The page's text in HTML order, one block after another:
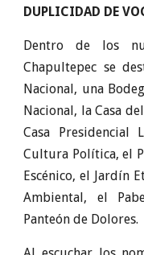
DUPLICIDAD DE
Dentro de los
Chapultepec se
Nacional, una
Nacional, la Casa
Casa Presidencial
Cultura Política, el
Escénico, el Jardín
Ambiental, el
Panteón de Dolores.